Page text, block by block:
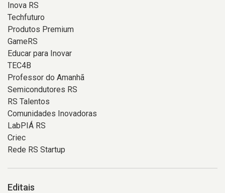
Inova RS
Techfuturo
Produtos Premium
GameRS
Educar para Inovar
TEC4B
Professor do Amanhã
Semicondutores RS
RS Talentos
Comunidades Inovadoras
LabPIÁ RS
Criec
Rede RS Startup
Editais